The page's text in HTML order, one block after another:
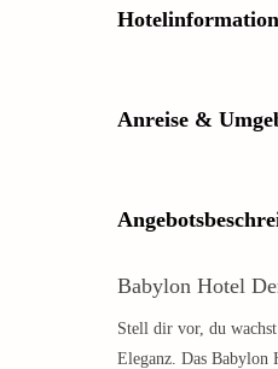
Anreise &
Babylon Hotel
Stell dir vor, du
Eleganz. Das Babylon